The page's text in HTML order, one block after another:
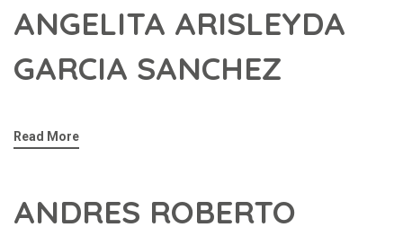
ANGELITA ARISLEYDA
GARCIA SANCHEZ
Read More
ANDRES ROBERTO